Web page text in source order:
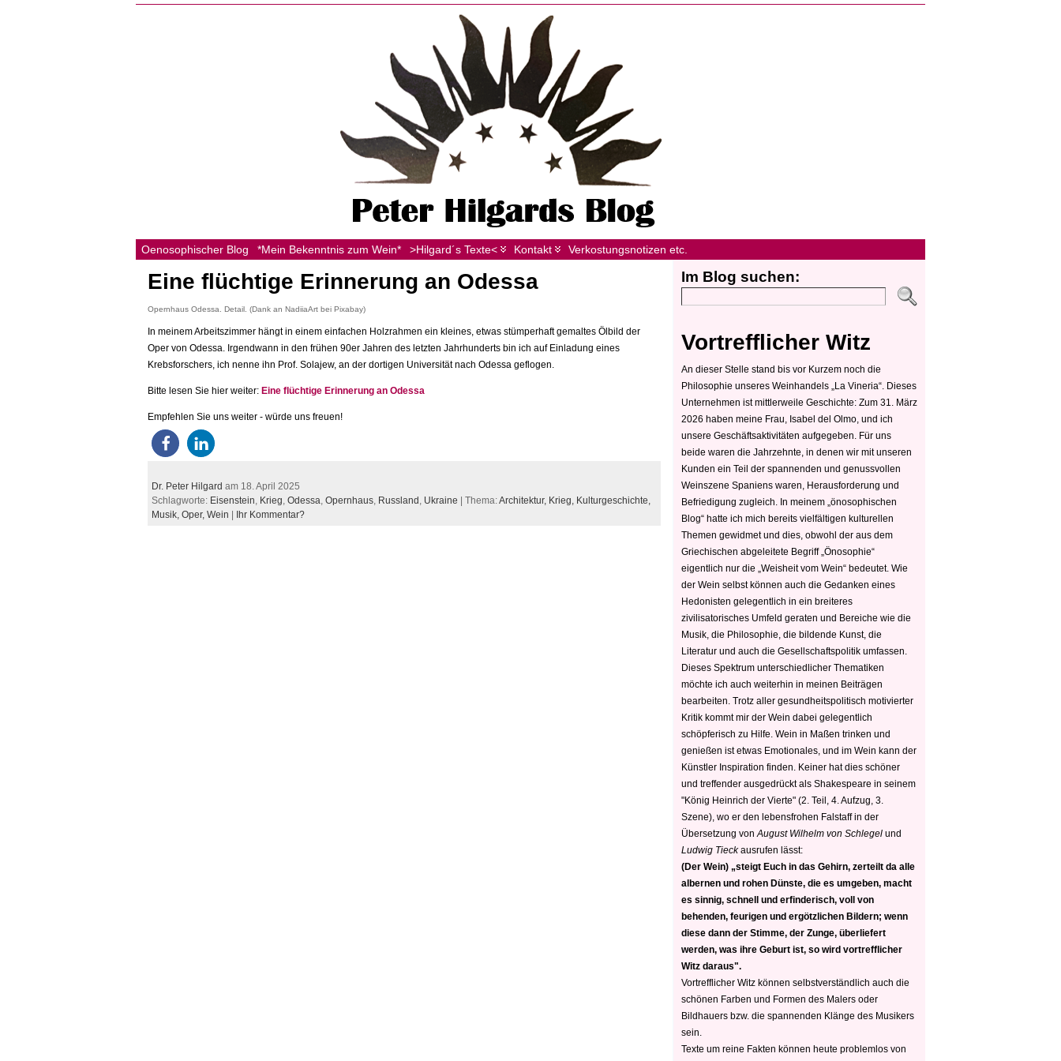
Oenosophischer Blog *Mein Bekenntnis zum Wein* >Hilgard´s Texte< Kontakt Verkostungsnotizen etc.
Eine flüchtige Erinnerung an Odessa
Opernhaus Odessa. Detail. (Dank an NadiiaArt bei Pixabay)
In meinem Arbeitszimmer hängt in einem einfachen Holzrahmen ein kleines, etwas stümperhaft gemaltes Ölbild der
Oper von Odessa. Irgendwann in den frühen 90er Jahren des letzten Jahrhunderts bin ich auf Einladung eines
Krebsforschers, ich nenne ihn Prof. Solajew, an der dortigen Universität nach Odessa geflogen.
Bitte lesen Sie hier weiter: Eine flüchtige Erinnerung an Odessa
Empfehlen Sie uns weiter - würde uns freuen!
Dr. Peter Hilgard am 18. April 2025
Schlagworte: Eisenstein Krieg Odessa Opernhaus Russland Ukraine | Thema:Architektur, Krieg, Kulturgeschichte,
Musik, Oper, Wein | Ihr Kommentar?
Im Blog suchen:
Vortrefflicher Witz
An dieser Stelle stand bis vor Kurzem noch die
Philosophie unseres Weinhandels „La Vineria“. Dieses
Unternehmen ist mittlerweile Geschichte: Zum 31. März
2026 haben meine Frau, Isabel del Olmo, und ich
unsere Geschäftsaktivitäten aufgegeben. Für uns
beide waren die Jahrzehnte, in denen wir mit unseren
Kunden ein Teil der spannenden und genussvollen
Weinszene Spaniens waren, Herausforderung und
Befriedigung zugleich. In meinem „önosophischen
Blog“ hatte ich mich bereits vielfältigen kulturellen
Themen gewidmet und dies, obwohl der aus dem
Griechischen abgeleitete Begriff „Önosophie“
eigentlich nur die „Weisheit vom Wein“ bedeutet. Wie
der Wein selbst können auch die Gedanken eines
Hedonisten gelegentlich in ein breiteres
zivilisatorisches Umfeld geraten und Bereiche wie die
Musik, die Philosophie, die bildende Kunst, die
Literatur und auch die Gesellschaftspolitik umfassen.
Dieses Spektrum unterschiedlicher Thematiken
möchte ich auch weiterhin in meinen Beiträgen
bearbeiten. Trotz aller gesundheitspolitisch motivierter
Kritik kommt mir der Wein dabei gelegentlich
schöpferisch zu Hilfe. Wein in Maßen trinken und
genießen ist etwas Emotionales, und im Wein kann der
Künstler Inspiration finden. Keiner hat dies schöner
und treffender ausgedrückt als Shakespeare in seinem
"König Heinrich der Vierte" (2. Teil, 4. Aufzug, 3.
Szene), wo er den lebensfrohen Falstaff in der
Übersetzung von August Wilhelm von Schlegel und
Ludwig Tieckausrufen lässt:
(Der Wein) „steigt Euch in das Gehirn, zerteilt da alle
albernen und rohen Dünste, die es umgeben, macht
es sinnig, schnell und erfinderisch, voll von
behenden, feurigen und ergötzlichen Bildern; wenn
diese dann der Stimme, der Zunge, überliefert
werden, was ihre Geburt ist, so wird vortrefflicher
Witz daraus".
Vortrefflicher Witz können selbstverständlich auch die
schönen Farben und Formen des Malers oder
Bildhauers bzw. die spannenden Klänge des Musikers
sein.
Texte um reine Fakten können heute problemlos von